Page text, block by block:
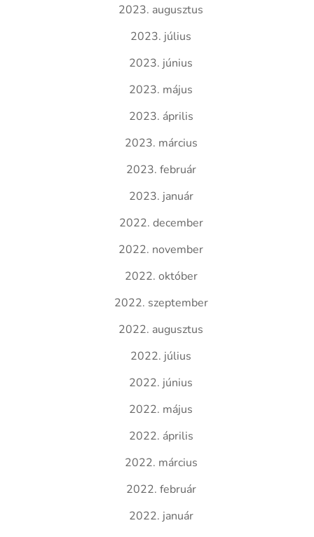
2023. augusztus
2023. július
2023. június
2023. május
2023. április
2023. március
2023. február
2023. január
2022. december
2022. november
2022. október
2022. szeptember
2022. augusztus
2022. július
2022. június
2022. május
2022. április
2022. március
2022. február
2022. január